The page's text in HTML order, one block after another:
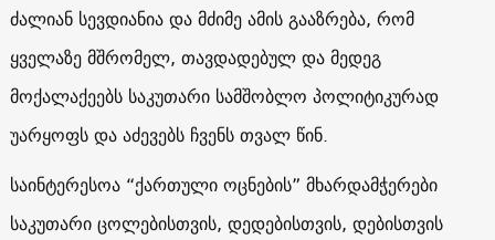
ძალიან სევდიანია და მძიმე ამის გააზრება, რომ
ყველაზე მშრომელ, თავდადებულ და მედეგ
მოქალაქეებს საკუთარი სამშობლო პოლიტიკურად
უარყოფს და აძევებს ჩვენს თვალ წინ.
საინტერესოა “ქართული ოცნების” მხარდამჭერები
საკუთარი ცოლებისთვის, დედებისთვის, დებისთვის